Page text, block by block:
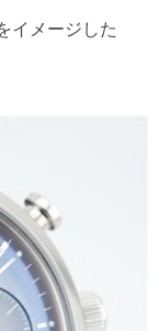
イメージした